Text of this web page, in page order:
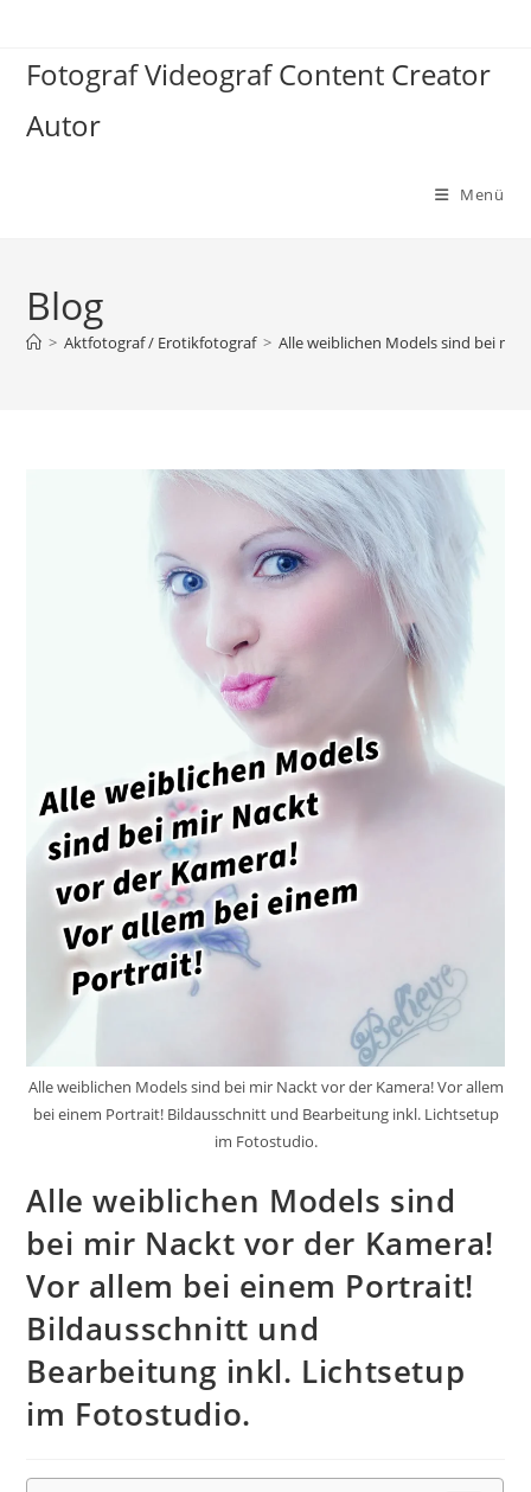
springen
Fotograf Videograf Content Creator
Autor
Menü
Blog
> Aktfotograf / Erotikfotograf > Alle weiblichen Models sind bei
Alle weiblichen Models sind bei mir Nackt vor der Kamera! Vor allem
bei einem Portrait! Bildausschnitt und Bearbeitung inkl. Lichtsetup
im Fotostudio.
Alle weiblichen Models sind
bei mir Nackt vor der Kamera!
Vor allem bei einem Portrait!
Bildausschnitt und
Bearbeitung inkl. Lichtsetup
im Fotostudio.